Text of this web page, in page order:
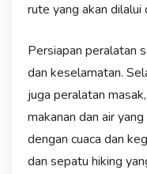
rute yang akan
Persiapan peralatan
dan keselamatan.
juga peralatan
makanan dan air
dengan cuaca dan
dan sepatu hiking